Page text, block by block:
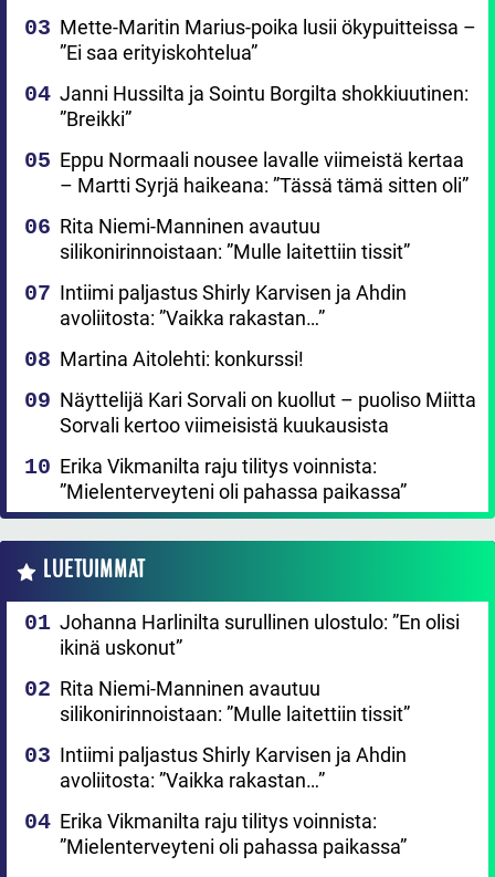
Mette-Maritin Marius-poika lusii ökypuitteissa –
”Ei saa erityiskohtelua”
Janni Hussilta ja Sointu Borgilta shokkiuutinen:
”Breikki”
Eppu Normaali nousee lavalle viimeistä kertaa
– Martti Syrjä haikeana: ”Tässä tämä sitten oli”
Rita Niemi-Manninen avautuu
silikonirinnoistaan: ”Mulle laitettiin tissit”
Intiimi paljastus Shirly Karvisen ja Ahdin
avoliitosta: ”Vaikka rakastan…”
Martina Aitolehti: konkurssi!
Näyttelijä Kari Sorvali on kuollut – puoliso Miitta
Sorvali kertoo viimeisistä kuukausista
Erika Vikmanilta raju tilitys voinnista:
”Mielenterveyteni oli pahassa paikassa”
LUETUIMMAT
Johanna Harlinilta surullinen ulostulo: ”En olisi
ikinä uskonut”
Rita Niemi-Manninen avautuu
silikonirinnoistaan: ”Mulle laitettiin tissit”
Intiimi paljastus Shirly Karvisen ja Ahdin
avoliitosta: ”Vaikka rakastan…”
Erika Vikmanilta raju tilitys voinnista:
”Mielenterveyteni oli pahassa paikassa”